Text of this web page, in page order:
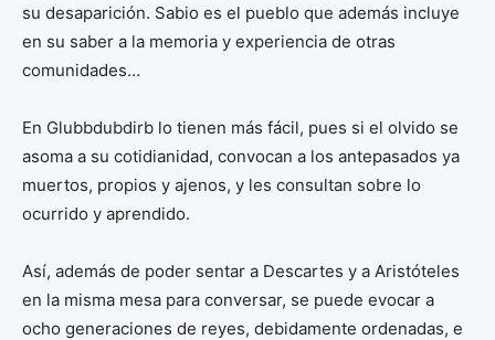
su desaparición. Sabio es el pueblo que además incluye
en su saber a la memoria y experiencia de otras
comunidades…
En Glubbdubdirb lo tienen más fácil, pues si el olvido se
asoma a su cotidianidad, convocan a los antepasados ya
muertos, propios y ajenos, y les consultan sobre lo
ocurrido y aprendido.
Así, además de poder sentar a Descartes y a Aristóteles
en la misma mesa para conversar, se puede evocar a
ocho generaciones de reyes, debidamente ordenadas, e